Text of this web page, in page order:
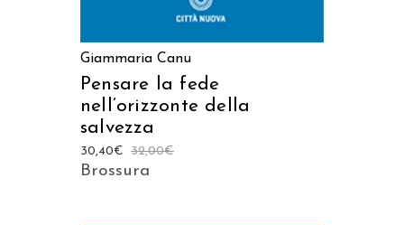
Giammaria Canu
Pensare la fede
nell’orizzonte della
salvezza
32,00€
30,40€
Brossura